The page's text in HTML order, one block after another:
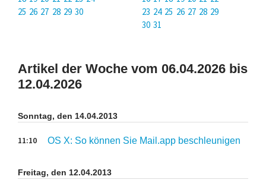
25 26 27 28 29 30
23 24 25 26 27 28 29
30 31
Artikel der Woche vom 06.04.2026 bis
12.04.2026
Sonntag, den 14.04.2013
OS X: So können Sie Mail.app beschleunigen
11:10
Freitag, den 12.04.2013